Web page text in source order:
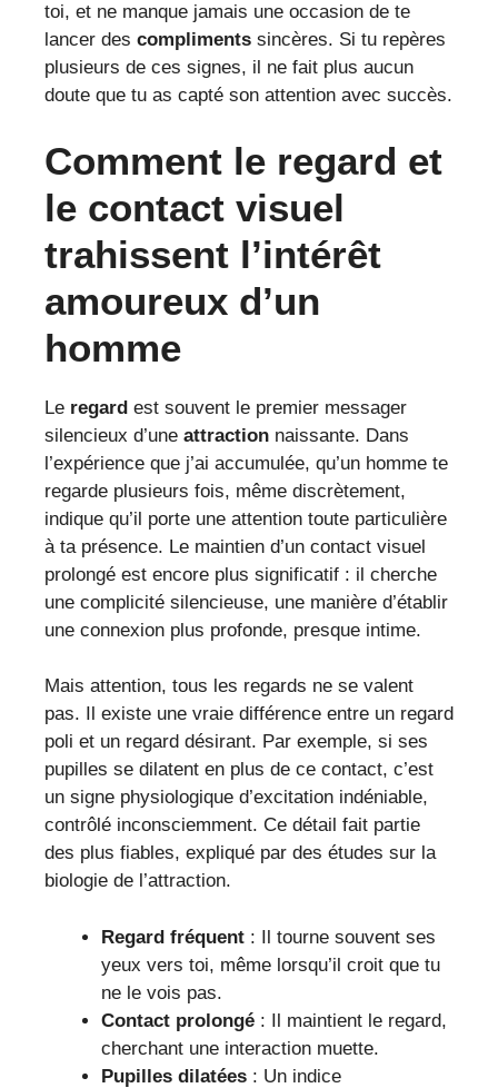
toi, et ne manque jamais une occasion de te
lancer des compliments sincères. Si tu repères
plusieurs de ces signes, il ne fait plus aucun
doute que tu as capté son attention avec succès.
Comment le regard et
le contact visuel
trahissent l’intérêt
amoureux d’un
homme
Le regard est souvent le premier messager
silencieux d’une attraction naissante. Dans
l’expérience que j’ai accumulée, qu’un homme te
regarde plusieurs fois, même discrètement,
indique qu’il porte une attention toute particulière
à ta présence. Le maintien d’un contact visuel
prolongé est encore plus significatif : il cherche
une complicité silencieuse, une manière d’établir
une connexion plus profonde, presque intime.
Mais attention, tous les regards ne se valent
pas. Il existe une vraie différence entre un regard
poli et un regard désirant. Par exemple, si ses
pupilles se dilatent en plus de ce contact, c’est
un signe physiologique d’excitation indéniable,
contrôlé inconsciemment. Ce détail fait partie
des plus fiables, expliqué par des études sur la
biologie de l’attraction.
Regard fréquent : Il tourne souvent ses
yeux vers toi, même lorsqu’il croit que tu
ne le vois pas.
Contact prolongé : Il maintient le regard,
cherchant une interaction muette.
Pupilles dilatées : Un indice